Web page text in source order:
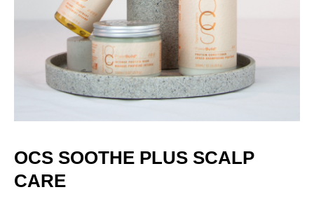
OCS SOOTHE PLUS SCALP
CARE